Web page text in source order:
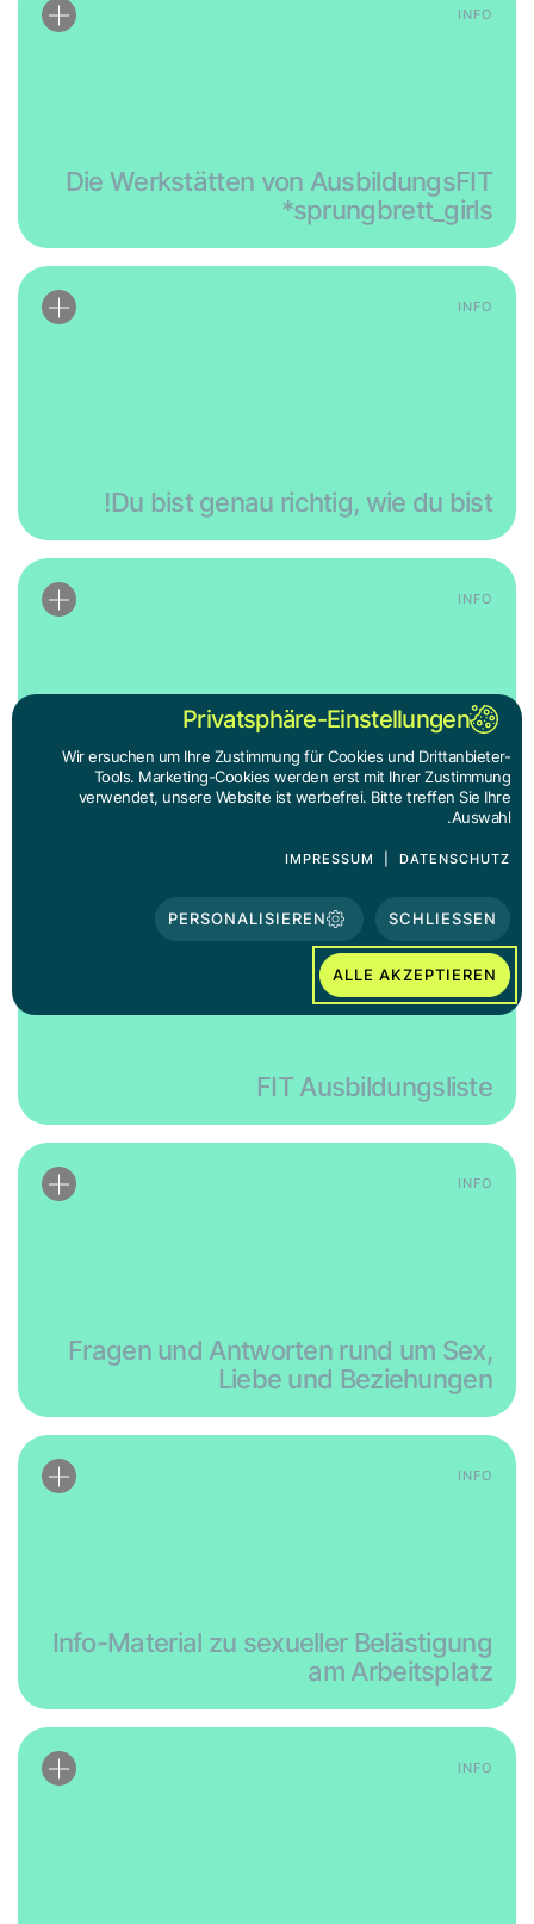
INFO
Die Werkstätten von AusbildungsFIT
sprungbrett_girls*
INFO
Du bist genau richtig, wie du bist!
INFO
FH oder Uni?
FIT Ausbildungsliste
INFO
Fragen und Antworten rund um Sex,
Liebe und Beziehungen
INFO
Info-Material zu sexueller Belästigung
am Arbeitsplatz
INFO
Privatsphäre-Einstellungen
Wir ersuchen um Ihre Zustimmung für Cookies und Drittanbieter-
Tools. Marketing-Cookies werden erst mit Ihrer Zustimmung
verwendet, unsere Website ist werbefrei. Bitte treffen Sie Ihre
Auswahl.
IMPRESSUM DATENSCHUTZ
SCHLIESSEN
PERSONALISIEREN
ALLE AKZEPTIEREN